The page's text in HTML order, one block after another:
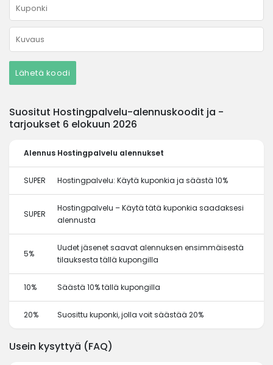
Lähetä koodi
Suositut Hostingpalvelu-alennuskoodit ja -
tarjoukset 6 elokuun 2026
Alennus Hostingpalvelu alennukset
SUPER Hostingpalvelu: Käytä kuponkia ja säästä 10%
SUPER
Hostingpalvelu – Käytä tätä kuponkia saadaksesi
alennusta
5%
Uudet jäsenet saavat alennuksen ensimmäisestä
tilauksesta tällä kupongilla
10% Säästä 10% tällä kupongilla
20% Suosittu kuponki, jolla voit säästää 20%
Usein kysyttyä (FAQ)